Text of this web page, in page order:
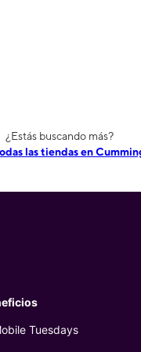
¿Estás buscando más?
las tiendas en